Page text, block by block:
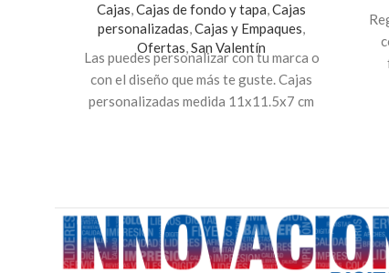
Cajas,Cajas de fondo y tapa,Cajas
personalizadas,Cajas y Empaques,
Ofertas,San Valentín
Las puedes personalizar con tu marca o
con el diseño que más te guste. Cajas
personalizadas medida 11x11.5x7 cm